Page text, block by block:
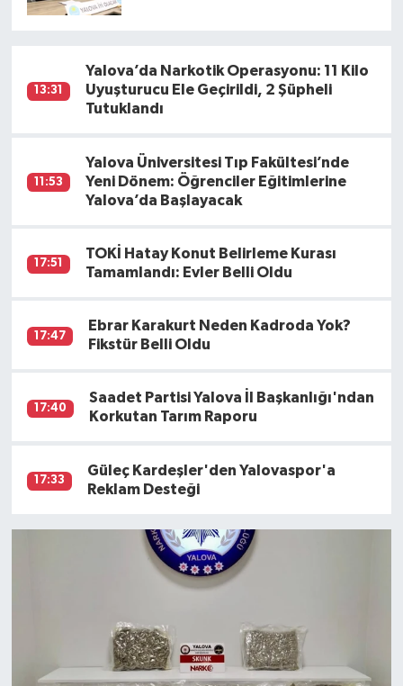
13:31
Yalova’da Narkotik Operasyonu: 11 Kilo
Uyuşturucu Ele Geçirildi, 2 Şüpheli
Tutuklandı
11:53
Yalova Üniversitesi Tıp Fakültesi’nde
Yeni Dönem: Öğrenciler Eğitimlerine
Yalova’da Başlayacak
17:51
TOKİ Hatay Konut Belirleme Kurası
Tamamlandı: Evler Belli Oldu
17:47
Ebrar Karakurt Neden Kadroda Yok?
Fikstür Belli Oldu
17:40
Saadet Partisi Yalova İl Başkanlığı'ndan
Korkutan Tarım Raporu
17:33
Güleç Kardeşler'den Yalovaspor'a
Reklam Desteği